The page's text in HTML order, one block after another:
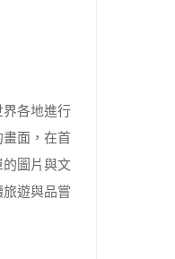
各地進行
面，在首
圖片與文
遊與品嘗